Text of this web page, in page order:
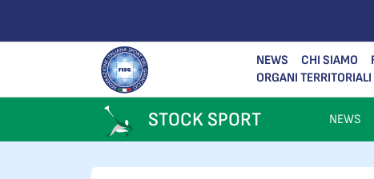
NEWS CHI SIAMO
ORGANI TERRITORIALI
STOCK SPORT NEWS